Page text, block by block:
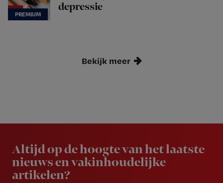
depressie
Bekijk meer
Altijd op de hoogte van het laatste
nieuws en vakinhoudelijke
artikelen?